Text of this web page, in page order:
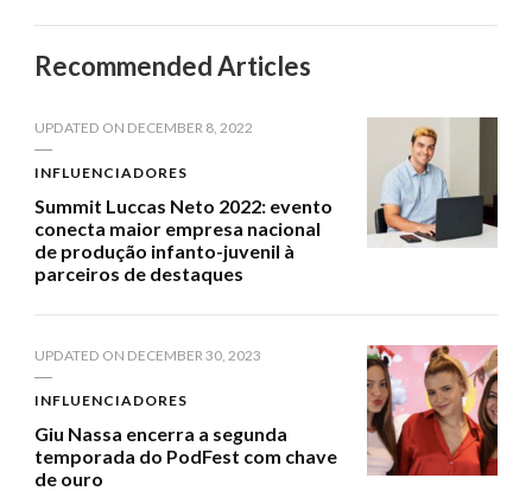
Recommended Articles
UPDATED ON DECEMBER 8, 2022
INFLUENCIADORES
Summit Luccas Neto 2022: evento
conecta maior empresa nacional
de produção infanto-juvenil à
parceiros de destaques
UPDATED ON DECEMBER 30, 2023
INFLUENCIADORES
Giu Nassa encerra a segunda
temporada do PodFest com chave
de ouro